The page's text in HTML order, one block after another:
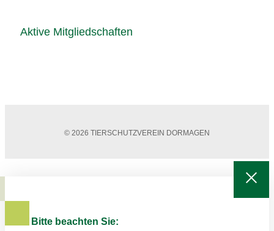
Aktive Mitgliedschaften
© 2026 TIERSCHUTZVEREIN DORMAGEN
Bitte beachten Sie: